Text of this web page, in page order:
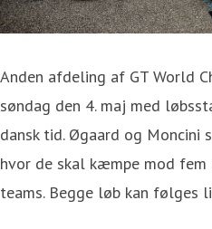
Anden afdeling af GT World
søndag den 4. maj med
dansk tid. Øgaard og Moncini
hvor de skal kæmpe mod
teams. Begge løb kan følges